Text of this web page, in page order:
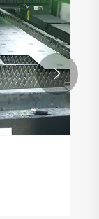
